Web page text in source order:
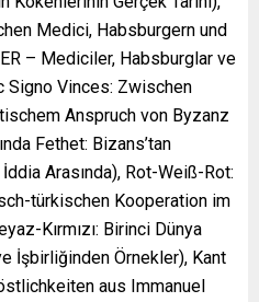
Medici, Habsburgern und
– Mediciler, Habsburglar ve
Signo Vinces: Zwischen
Anspruch von Byzanz
Fethet: Bizans’tan
Arasında), Rot-Weiß-Rot:
türkischen Kooperation im
Kırmızı: Birinci Dünya
İşbirliğinden Örnekler), Kant
aus Immanuel